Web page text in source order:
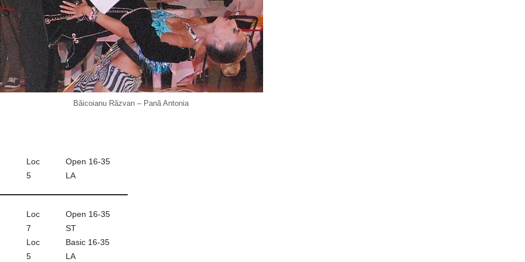
k
ă
Băicoianu Răzvan – Pană Antonia
Loc
5
Open 16-35
LA
Loc
7
Loc
5
Open 16-35
ST
Basic 16-35
LA